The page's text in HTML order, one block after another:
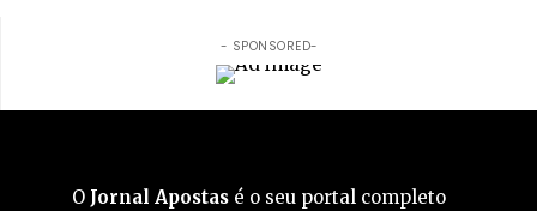
- SPONSORED-
O Jornal Apostas é o seu portal completo